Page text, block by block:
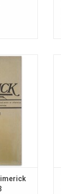
met
schuine
Engels.